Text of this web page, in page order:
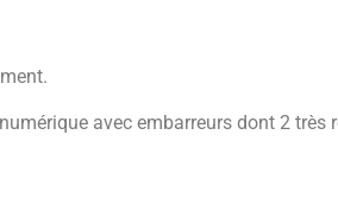
avec embarreurs dont 2 très